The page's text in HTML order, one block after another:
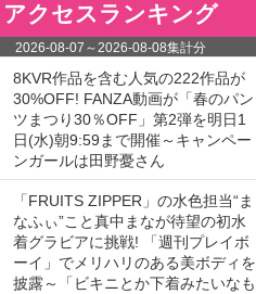
アクセスランキング
2026-08-07 ～2026-08-08集計分
8KVR作品を含む人気の222作品が
30%OFF! FANZA動画が「春のパン
ツまつり30％OFF」第2弾を明日1
日(水)朝9:59まで開催～キャンペー
ンガールは田野憂さん
「FRUITS ZIPPER」の水色担当“ま
なふぃ”こと真中まなが待望の初水
着グラビアに挑戦! 「週刊プレイボ
ーイ」でメリハリのある美ボディを
披露～「ビキニとか下着みたいなも